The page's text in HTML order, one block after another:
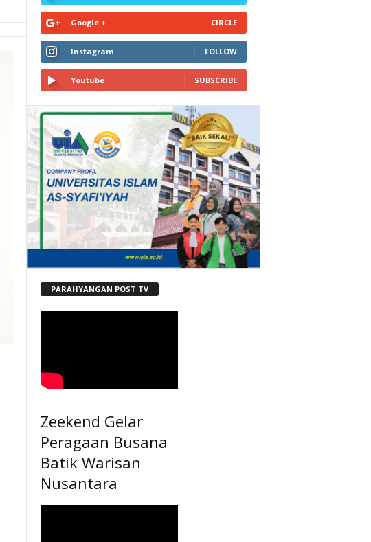
Google + CIRCLE
Instagram FOLLOW
Youtube SUBSCRIBE
PARAHYANGAN POST TV
Zeekend Gelar
Peragaan Busana
Batik Warisan
Nusantara